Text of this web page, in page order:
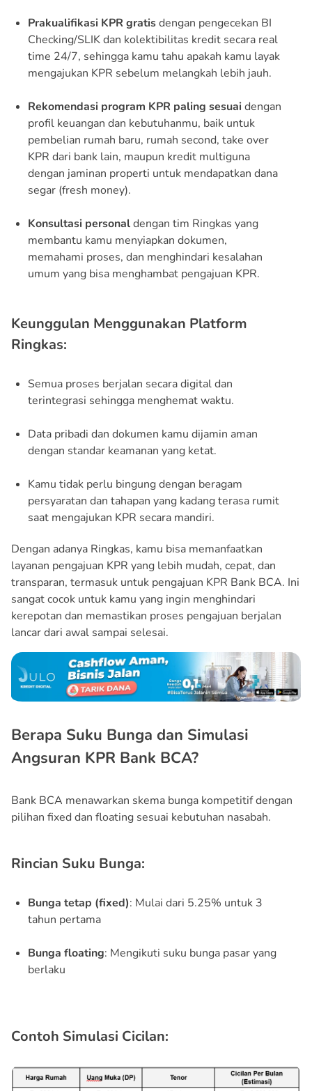
Prakualifikasi KPR gratisdengan pengecekan BI
Checking/SLIK dan kolektibilitas kredit secara real
time 24/7, sehingga kamu tahu apakah kamu layak
mengajukan KPR sebelum melangkah lebih jauh.
Rekomendasi program KPR paling sesuaidengan
profil keuangan dan kebutuhanmu, baik untuk
pembelian rumah baru, rumah second, take over
KPR dari bank lain, maupun kredit multiguna
dengan jaminan properti untuk mendapatkan dana
segar (fresh money).
Konsultasi personaldengan tim Ringkas yang
membantu kamu menyiapkan dokumen,
memahami proses, dan menghindari kesalahan
umum yang bisa menghambat pengajuan KPR.
Keunggulan Menggunakan Platform
Ringkas:
Semua proses berjalan secara digital dan
terintegrasi sehingga menghemat waktu.
Data pribadi dan dokumen kamu dijamin aman
dengan standar keamanan yang ketat.
Kamu tidak perlu bingung dengan beragam
persyaratan dan tahapan yang kadang terasa rumit
saat mengajukan KPR secara mandiri.
Dengan adanya Ringkas, kamu bisa memanfaatkan
layanan pengajuan KPR yang lebih mudah, cepat, dan
transparan, termasuk untuk pengajuan KPR Bank BCA. Ini
sangat cocok untuk kamu yang ingin menghindari
kerepotan dan memastikan proses pengajuan berjalan
lancar dari awal sampai selesai.
Berapa Suku Bunga dan Simulasi
Angsuran KPR Bank BCA?
Bank BCA menawarkan skema bunga kompetitif dengan
pilihan fixed dan floating sesuai kebutuhan nasabah.
Rincian Suku Bunga:
Bunga tetap (fixed): Mulai dari 5.25% untuk 3
tahun pertama
Bunga floating: Mengikuti suku bunga pasar yang
berlaku
Contoh Simulasi Cicilan: